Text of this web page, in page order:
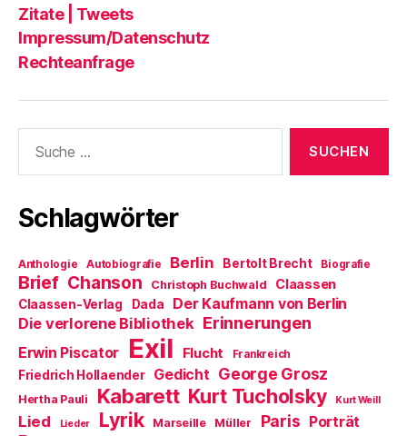
Zitate | Tweets
Impressum/Datenschutz
Rechteanfrage
nach:
Schlagwörter
Anthologie Autobiografie Berlin Bertolt Brecht Biografie
Brief Chanson Christoph Buchwald Claassen
Claassen-Verlag Dada Der Kaufmann von Berlin
Die verlorene Bibliothek Erinnerungen
Erwin Piscator Exil Flucht Frankreich
Friedrich Hollaender Gedicht George Grosz
Hertha Pauli Kabarett Kurt Tucholsky Kurt Weill
Lied Lieder Lyrik Marseille Müller Paris Porträt